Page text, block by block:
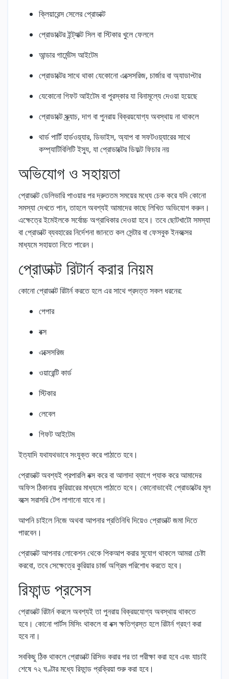
ক্লিয়ারেন্স সেলের প্রোডাক্ট
প্রোডাক্টের ইন্ট্যাক্ট সিল বা স্টিকার খুলে ফেললে
আন্ডার গার্মেন্টস আইটেম
প্রোডাক্টের সাথে থাকা যেকোনো এক্সেসরিজ, চার্জার বা অ্যাডাপ্টার
যেকোনো গিফট আইটেম বা পুরস্কার যা বিনামূল্যে দেওয়া হয়েছে
প্রোডাক্টে স্ক্র্যাচ, দাগ বা পুনরায় বিক্রয়যোগ্য অবস্থায় না থাকলে
থার্ড পার্টি হার্ডওয়্যার, ডিভাইস, অ্যাপ বা সফটওয়্যারের সাথে
কম্প্যাটিবিলিটি ইস্যু, যা প্রোডাক্টের ডিফল্ট ফিচার নয়
অভিযোগ ও সহায়তা
প্রোডাক্ট ডেলিভারি পাওয়ার পর দ্রুততম সময়ের মধ্যে চেক করে যদি কোনো
সমস্যা দেখতে পান, তাহলে অবশ্যই আমাদের কাছে লিখিত অভিযোগ করুন।
এক্ষেত্রে ইমেইলকে সর্বোচ্চ অগ্রাধিকার দেওয়া হবে। তবে ছোটখাটো সমস্যা
বা প্রোডাক্ট ব্যবহারের নির্দেশনা জানতে কল সেন্টার বা ফেসবুক ইনবক্সের
মাধ্যমে সহায়তা নিতে পারেন।
প্রোডাক্ট রিটার্ন করার নিয়ম
কোনো প্রোডাক্ট রিটার্ন করতে হলে এর সাথে প্রদত্ত সকল ধরনের:
পেপার
বক্স
এক্সেসরিজ
ওয়ারেন্টি কার্ড
স্টিকার
লেবেল
গিফট আইটেম
ইত্যাদি যথাযথভাবে সংযুক্ত করে পাঠাতে হবে।
প্রোডাক্ট অবশ্যই প্রপারলি বক্স করে বা আলাদা ব্যাগে প্যাক করে আমাদের
অফিস ঠিকানায় কুরিয়ারের মাধ্যমে পাঠাতে হবে। কোনোভাবেই প্রোডাক্টের মূল
বক্সে সরাসরি টেপ লাগানো যাবে না।
আপনি চাইলে নিজে অথবা আপনার প্রতিনিধি দিয়েও প্রোডাক্ট জমা দিতে
পারবেন।
প্রোডাক্ট আপনার লোকেশন থেকে পিকআপ করার সুযোগ থাকলে আমরা চেষ্টা
করবো, তবে সেক্ষেত্রে কুরিয়ার চার্জ অগ্রিম পরিশোধ করতে হবে।
রিফান্ড প্রসেস
প্রোডাক্ট রিটার্ন করলে অবশ্যই তা পুনরায় বিক্রয়যোগ্য অবস্থায় থাকতে
হবে। কোনো পার্টস মিসিং থাকলে বা বক্স ক্ষতিগ্রস্ত হলে রিটার্ন গ্রহণ করা
হবে না।
সবকিছু ঠিক থাকলে প্রোডাক্ট রিসিভ করার পর তা পরীক্ষা করা হবে এবং যাচাই
শেষে ৭২ ঘণ্টার মধ্যে রিফান্ড প্রক্রিয়া শুরু করা হবে।